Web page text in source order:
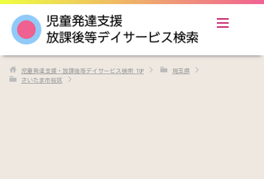
児童発達支援・放課後等デイサービス検索 TOP
埼玉県
さいたま市桜区